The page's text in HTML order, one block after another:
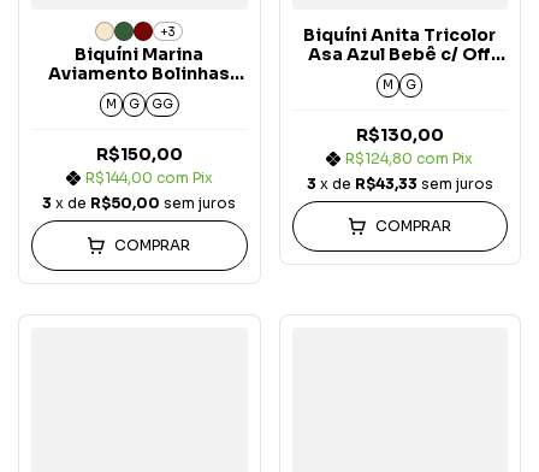
+3
Biquíni Marina
Aviamento Bolinhas
Asa Fio Duplo Origem
M G GG
R$150,00
R$144,00 com Pix
3 x de R$50,00 sem juros
COMPRAR
Biquíni Anita Tricolor
Asa Azul Bebê c/ Off
White e Marrom Carmel
Arizona
M G
R$130,00
R$124,80com Pix
3 x de R$43,33 sem juros
COMPRAR